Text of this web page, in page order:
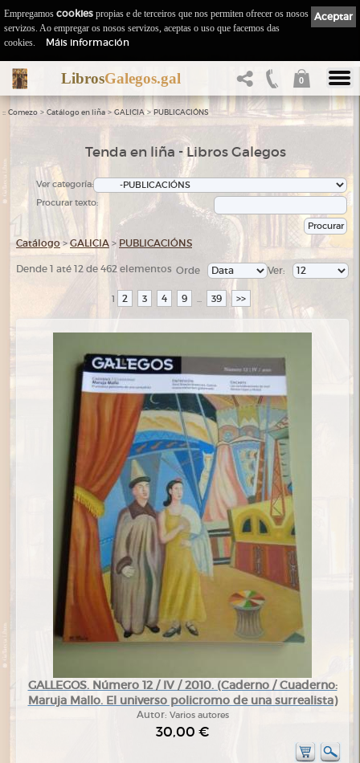
LibrosGalegos.gal 0
:: Comezo > Catálogo en liña > GALICIA> PUBLICACIÓNS
Tenda en liña - Libros Galegos
Ver categoría:
Procurar texto:
Catálogo >GALICIA > PUBLICACIÓNS
Dende 1 até 12 de 462 elementos Ver:
Orde
1 2 3 4 9 ... 39 >>
GALLEGOS. Número 12 / IV / 2010. (Caderno / Cuaderno:
Maruja Mallo. El universo policromo de una surrealista)
Autor: Varios autores
30,00 €
Aceptar
Empregamos cookies propias e de terceiros que nos permiten ofrecer os nosos
servizos. Ao empregar os nosos servizos, aceptas o uso que facemos das
cookies.
Máis información